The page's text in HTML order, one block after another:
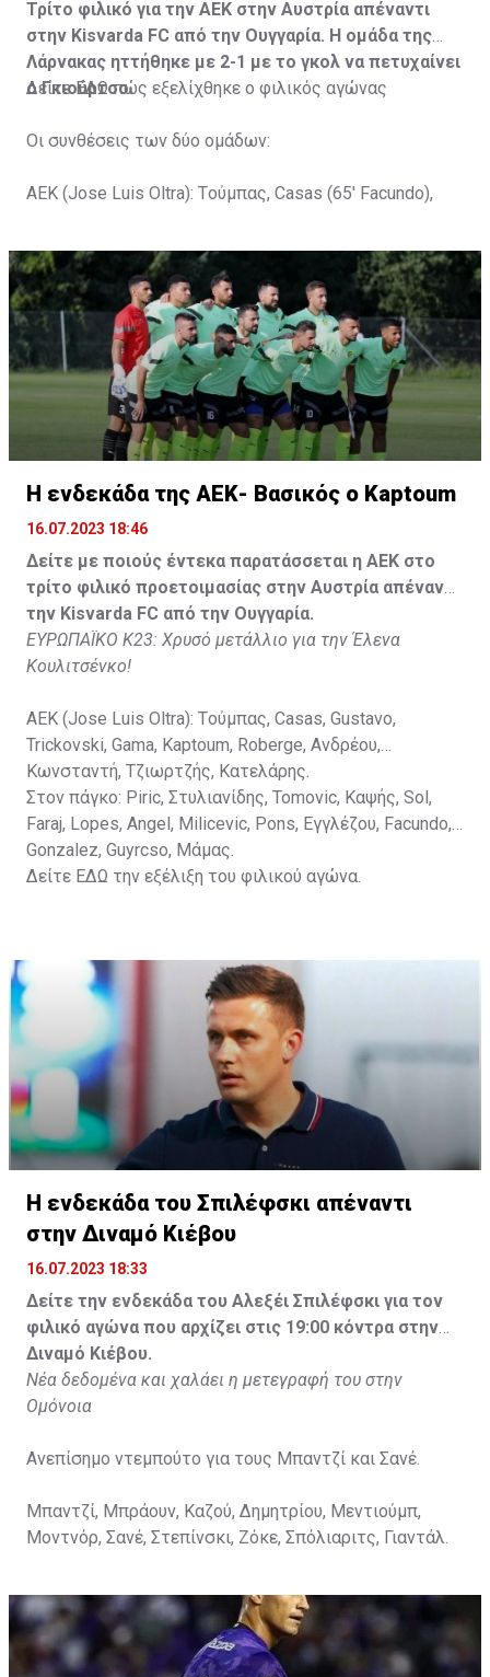
Τρίτο φιλικό για την ΑΕΚ στην Αυστρία απέναντι
στην Kisvarda FC από την Ουγγαρία. Η ομάδα της
Λάρνακας ηττήθηκε με 2-1 με το γκολ να πετυχαίνει
ο Γκιούρτσο.
ΔείτεΕΔΩπώς εξελίχθηκε ο φιλικός αγώνας
Οι συνθέσεις των δύο ομάδων:
ΑΕΚ (Jose Luis Oltra): Tούμπας, Casas (65' Facundo),
Gyurcso), Κaptoum (46' Καψής (65' Mάμας), Roberge (65'
Tomovic), Aνδρέου (65' Angel) , Κωνσταντή (65' Sol),
Τζιωρτζής (65' Faraj), Κατελάρης (65' Milicevic).
Στον πάγκο: Piric, Στυλιανίδης, Tomovic, Καψής, Sol,
Faraj, Lopes, Angel, Milicevic, Pons, Εγγλέζου, Facundo,
Gonzalez, Guyrcso, Μάμας.
Κisvarda FC (Milos Kruscic): Kovacs, Navratil, Raul, Szor,
Lippai, Alic, Kormendi, Makowski, Czekus, Ilievski,
Spasic.
Στον πάγκο: Petkovic, Cipetic, Kovasic, Jovicic, Szeles,
Vida, Otvos, Lucas, Camas, Mesanovic.
H ενδεκάδα της ΑΕΚ- Βασικός ο Kaptoum
16.07.2023 18:46
Δείτε με ποιούς έντεκα παρατάσσεται η ΑΕΚ στο
τρίτο φιλικό προετοιμασίας στην Αυστρία απέναντι
την Kisvarda FC από την Ουγγαρία.
ΕΥΡΩΠΑΪΚΟ Κ23: Χρυσό μετάλλιο για την Έλενα
Κουλιτσένκο!
ΑΕΚ (Jose Luis Oltra): Tούμπας, Casas, Gustavo,
Trickovski, Gama, Κaptoum, Roberge, Aνδρέου,
Κωνσταντή, Τζιωρτζής, Κατελάρης.
Στον πάγκο: Piric, Στυλιανίδης, Tomovic, Καψής, Sol,
Faraj, Lopes, Angel, Milicevic, Pons, Εγγλέζου, Facundo,
Gonzalez, Guyrcso, Μάμας.
Δείτε ΕΔΩ την εξέλιξη του φιλικού αγώνα.
Η ενδεκάδα του Σπιλέφσκι απέναντι
στην Διναμό Κιέβου
16.07.2023 18:33
Δείτε την ενδεκάδα του Αλεξέι Σπιλέφσκι για τον
φιλικό αγώνα που αρχίζει στις 19:00 κόντρα στην
Διναμό Κιέβου.
Νέα δεδομένα και χαλάει η μετεγραφή του στην
Ομόνοια
Ανεπίσημο ντεμπούτο για τους Μπαντζί και Σανέ.
Μπαντζί, Μπράουν, Καζού, Δημητρίου, Μεντιούμπ,
Μοντνόρ, Σανέ, Στεπίνσκι, Ζόκε, Σπόλιαριτς, Γιαντάλ.